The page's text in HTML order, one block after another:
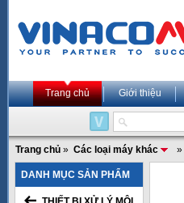
Trang chủ Giới thiệu
Trang chủ » Các loại máy khác »
DANH MỤC SẢN PHẨM